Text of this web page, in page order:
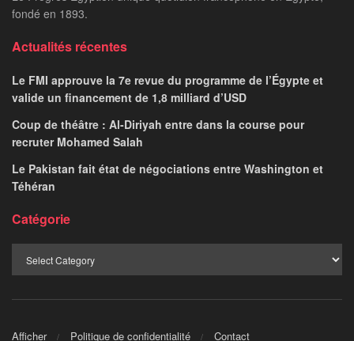
fondé en 1893.
Actualités récentes
Le FMI approuve la 7e revue du programme de l’Égypte et
valide un financement de 1,8 milliard d’USD
Coup de théâtre : Al-Diriyah entre dans la course pour
recruter Mohamed Salah
Le Pakistan fait état de négociations entre Washington et
Téhéran
Catégorie
Afficher Politique de confidentialité Contact